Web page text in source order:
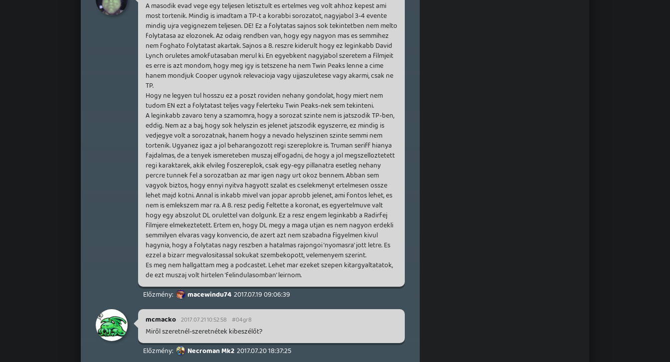
A masodik evad vege egy teljesen letisztult es ertelmes veg volt ahhoz kepest ami
most tortenik. Mindig is imadtam a TP-t a korabbi sorozatot, nagyjabol 3-4 evente
mindig ujra vegignezem teljesen. DE! Ez a folytatas sajnos sok tekintetben nem melto
folytatasa az elozonek. Az odaig rendben van, hogy egy nagyon mas es semmihez
nem foghato folytatast akartak. Sajnos a 8. reszre kiderult hogy ez leginkabb David
Lynch oruletes amokfutasaban merul ki. En egyebkent nagyjabol szeretem a filmjeit
es erre is azt mondom, hogy meg igy is tetszene ha nem Twin Peaks lenne a cime
hanem mondjuk Cooper ugynok relevacioja vagy ujjaszuletese vagy akarmi, csak ne
TP.
Hogy ne legyen tul hosszu ez a poszt roviden nehany gondolat, hogy miert nem
tudom EN ezt a folytatast teljes vagy felerteku Twin Peaks-nek sem tekinteni.
A leginkabb zavaro teny a szamomra, hogy a sorozat szinte nem is jatszodik TP-ben,
eddig. Nem az a baj, hogy sok helyszin es jelenet jatszodik egyszerre, ez mindig is
vedjegye volt a sorozatnak, hanem hogy a nevado helyszinen szinte semmi nem
tortenik. Ugyanez igaz a jol beharangozott regi szereplokre is. Truman seriff hianya
fajdalmas, de a tenyek ismereteben muszaj elfogadni, de hogy a jol megszelloztetett
regi karaktarek, akik elvileg foszereplok, csak egy-egy pillanatra esetleg nehany
percre tunnek fel a sorozatban az mar igen nagy urt okoz bennem. Abban sem
vagyok biztos, hogy ennyi nyitva hagyott szalat es cselekmenyt ertelmesen ossze
lehet majd kotni. Annal is inkabb mivel van jopar aprobb jelenet, ami fontos lehet, es
nem is emlekszem mar ra. A 8. resz pedig feltette a koronat, es egyertelmuve valt
hogy egy abszolut DL orulettel van dolgunk. Ez a resz engem leginkabb a Radirfej
filmjere elmekeztetett. Ertem en, hogy DL megy a maga utjan es nem nagyon erdekli
semmilyen elvaras vagy konvencio, de azert azt nem szabadna figyelmen kivul
hagynia, hogy a folytatas nagy reszben a hatalmas rajongoi 'nyomasra' jott letre. Es
ezzel a bizarr megvalositassal sokukat szembekopott, velemenyem szerint.
Es meg nem hallgattam meg a podcastet. Lehet mar ezeket szepen kitargyaltatatok,
de ezt muszaj volt hirtelen 'felindulasomban' leirnom.
macewindu74 2017.07.19 09:06:39
mcmacko 2017.07.21 10:52:58 #04gr8
Miről szeretnél-szeretnétek kibeszélőt?
Necroman Mk2 2017.07.20 18:37:25